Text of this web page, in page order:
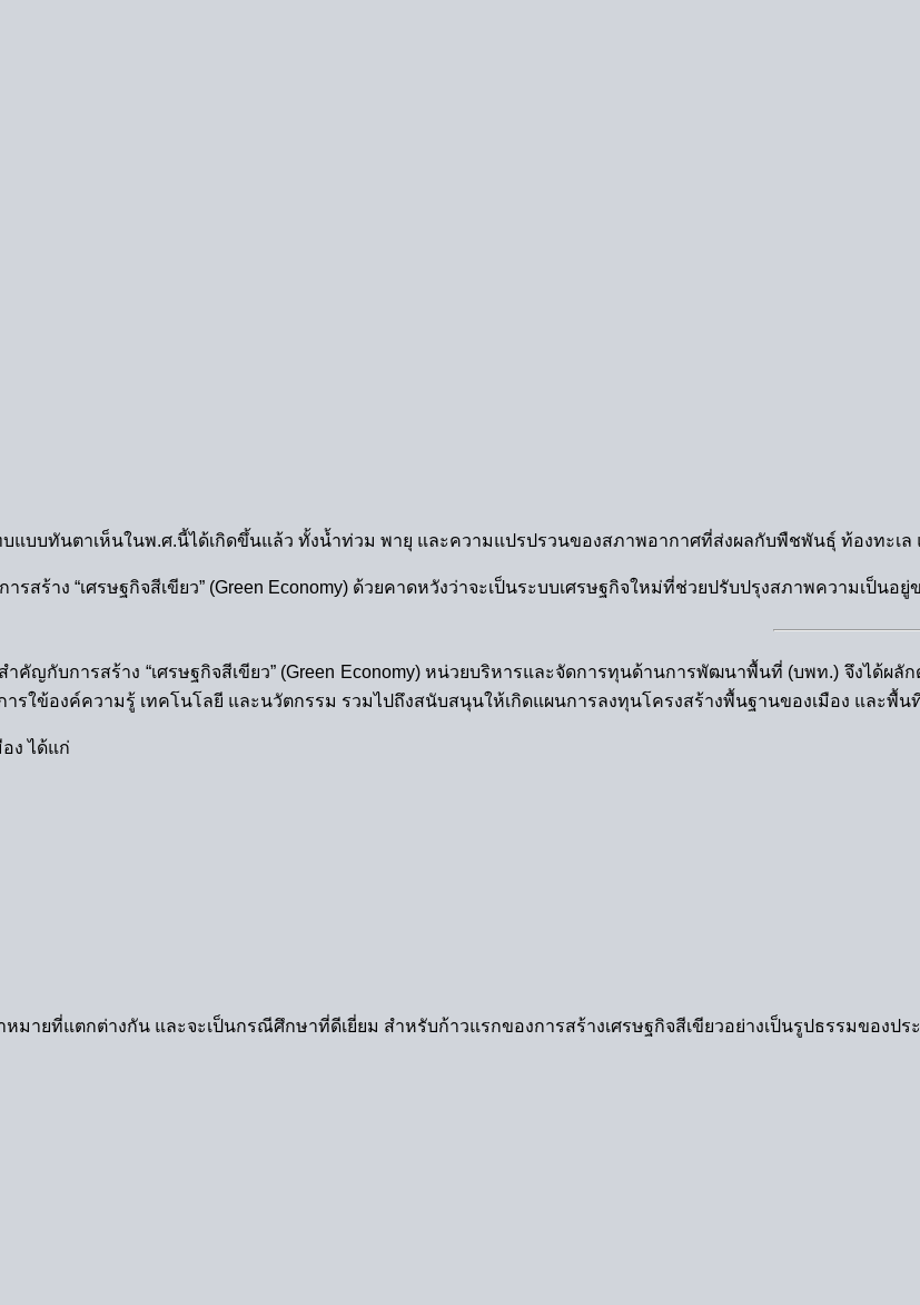
แบบทันตาเห็นในพ.ศ.นี้ได้เกิดขึ้นแล้ว ทั้งน้ำท่วม พายุ และความแปรปรวนของสภาพอากาศที่ส่งผลกับพืชพันธุ์ ท้องทะเ
สร้าง “เศรษฐกิจสีเขียว” (Green Economy) ด้วยคาดหวังว่าจะเป็นระบบเศรษฐกิจใหม่ที่ช่วยปรับปรุงสภาพความเป็
ญกับการสร้าง “เศรษฐกิจสีเขียว” (Green Economy) หน่วยบริหารและจัดการทุนด้านการพัฒนาพื้นที่ (บพท.) จึงได้
รใข้องค์ความรู้ เทคโนโลยี และนวัตกรรม รวมไปถึงสนับสนุนให้เกิดแผนการลงทุนโครงสร้างพื้นฐานของเมือง และพื้
อง ได้แก่
หมายที่แตกต่างกัน และจะเป็นกรณีศึกษาที่ดีเยี่ยม สำหรับก้าวแรกของการสร้างเศรษฐกิจสีเขียวอย่างเป็นรูปธรรมของปร